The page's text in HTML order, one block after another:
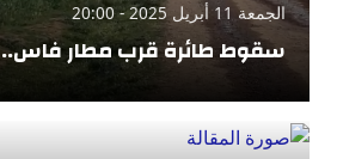
الجمعة 11 أبريل 2025 - 20:00
سقوط طائرة قرب مطار فاس..